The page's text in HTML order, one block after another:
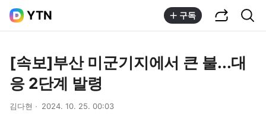
YTN 구독
[속보]부산 미군기지에서 큰 불...대
응 2단계 발령
김다현 2024. 10. 25. 00:03